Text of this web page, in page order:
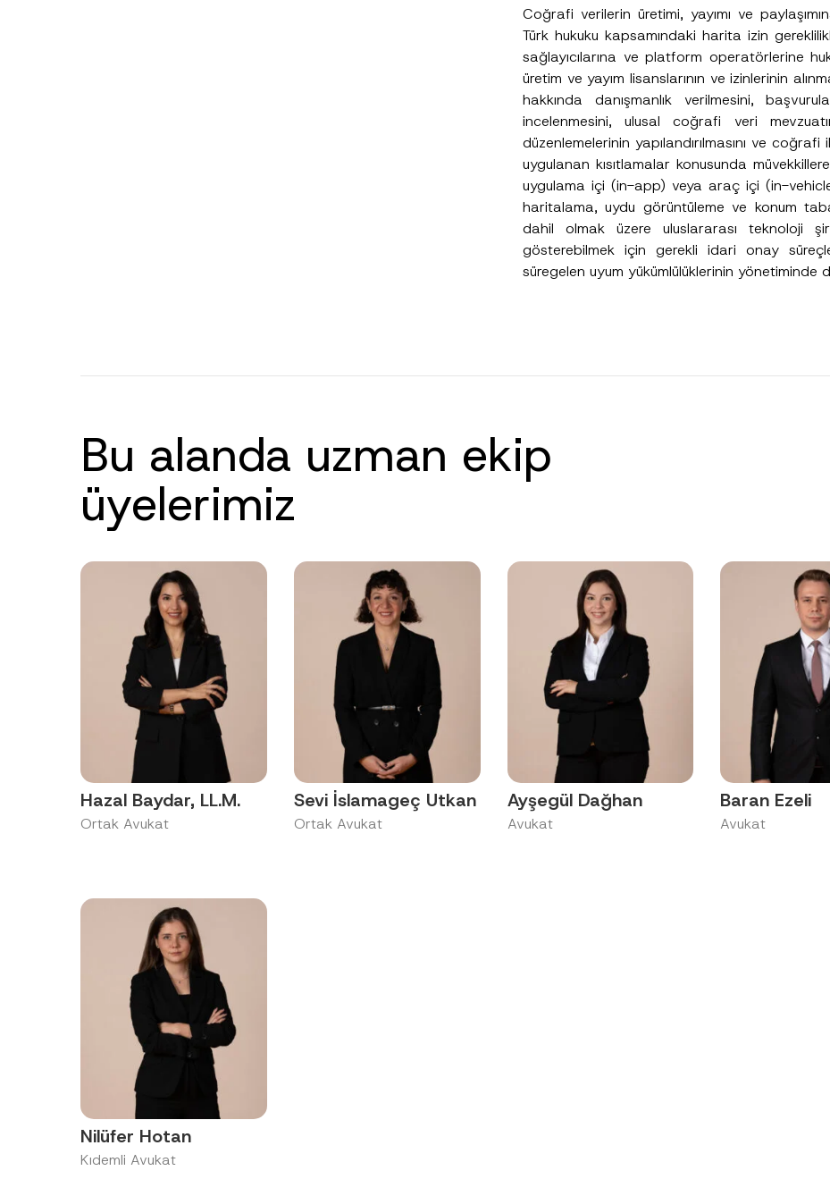
Coğrafi verilerin üretimi, yayımı ve
Türk hukuku kapsamındaki harita izin
sağlayıcılarına ve platform operatörlerine
üretim ve yayım lisanslarının ve izinlerinin
hakkında danışmanlık verilmesini,
incelenmesini, ulusal coğrafi veri
düzenlemelerinin yapılandırılmasını ve
uygulanan kısıtlamalar konusunda
uygulama içi (in-app) veya araç içi (in-
haritalama, uydu görüntüleme ve konum
dahil olmak üzere uluslararası teknoloji
gösterebilmek için gerekli idari onay
süregelen uyum yükümlülüklerinin yönetiminde
Bu alanda uzman ekip
üyelerimiz
Hazal Baydar, LL.M.
Ortak Avukat
Sevi İslamageç Utkan
Ortak Avukat
Ayşegül Dağhan
Avukat
Baran Ezeli
Avukat
Nilüfer Hotan
Kıdemli Avukat
Bu iletişim formu aracılığıyla sağlanan kişisel verilerle ilgiliaydınlatma metni ni okudum ve anladım.
aydınlatma metninde açıklanan şekilde kişisel verilerimin işlenmesine
GÖNDER